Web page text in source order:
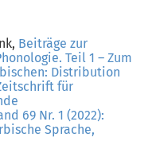
Beiträge zur
Teil 1 – Zum
Distribution
für
69 Nr. 1 (2022):
Sprache,